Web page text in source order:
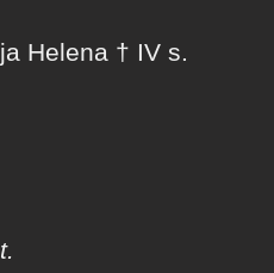
Helena † IV s.